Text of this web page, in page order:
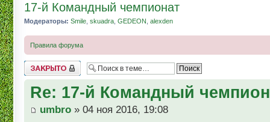
17-й Командный чемпионат
Модераторы: Smile skuadra GEDEON alexden
Правила форума
Topic locked
Re: 17-й Командный
umbro » 04 ноя 2016, 19:08